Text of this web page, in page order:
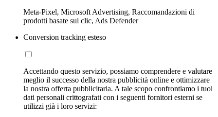
Meta-Pixel, Microsoft Advertising, Raccomandazioni di
prodotti basate sui clic, Ads Defender
Conversion tracking esteso
Accettando questo servizio, possiamo comprendere e valutare
meglio il successo della nostra pubblicità online e ottimizzare
la nostra offerta pubblicitaria. A tale scopo confrontiamo i tuoi
dati personali crittografati con i seguenti fornitori esterni se
utilizzi già i loro servizi: